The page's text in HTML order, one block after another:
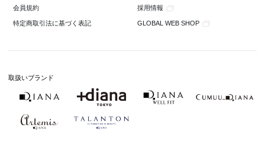
会員規約 採用情報
特定商取引法に基づく表記 GLOBAL WEB SHOP
取扱いブランド